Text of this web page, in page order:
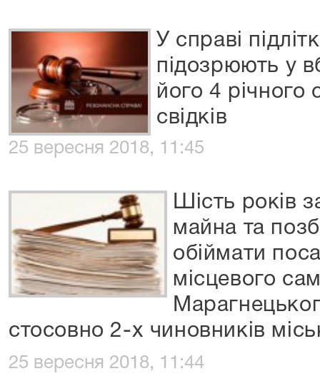
У справі
підозрюють у
його 4 річного
свідків
25 вересня 2018, 11:45
Шість років
майна та
обіймати
місцевого
стосовно 2-х чиновників
25 вересня 2018, 11:44